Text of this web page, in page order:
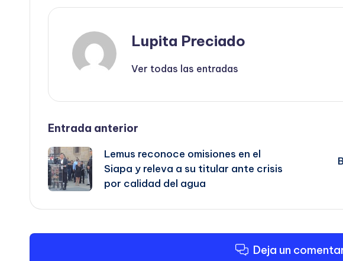
Lupita Preciado
Ver todas las entradas
Navegación
de
entradas
Entrada anterior
Lemus reconoce omisiones en el
Siapa y releva a su titular ante crisis
por calidad del agua
Deja un